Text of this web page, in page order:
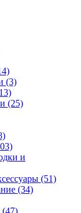
(3)
(25)
и
(51)
(34)
(47)